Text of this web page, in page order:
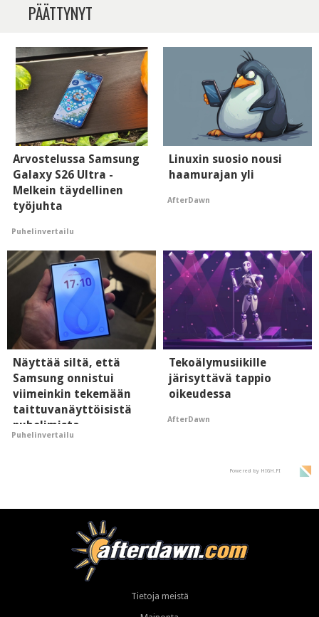
PÄÄTTYNYT
Arvostelussa Samsung
Galaxy S26 Ultra -
Melkein täydellinen
työjuhta
Puhelinvertailu
Linuxin suosio nousi
haamurajan yli
AfterDawn
Näyttää siltä, että
Samsung onnistui
viimeinkin tekemään
taittuvanäyttöisistä
puhelimista
supersuosittuja
Puhelinvertailu
Tekoälymusiikille
järisyttävä tappio
oikeudessa
AfterDawn
Powered by HIGH.FI
Tietoja meistä